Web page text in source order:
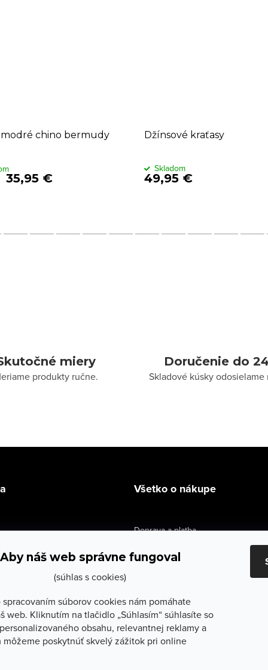
Aby náš web správne fungoval
(súhlas s cookies)
spracovaním súborov cookies nám pomáhate
web. Kliknutím na tlačidlo „Súhlasím“ súhlasíte so
obsahu, relevantnej reklamy a
môžeme poskytnúť skvelý zážitok pri online
chino bermudy
35,95 €
Džínsové kraťasy
49,95 €
Skladom
miery
produkty ručne.
Doručenie do
Skladové kúsky odosielame
Všetko o nákupe
Doprava a platba
Výmena a vrátenie
Reklamačné podmienky
Ochrana osobných údajov
Odstúpenie od zmluvy